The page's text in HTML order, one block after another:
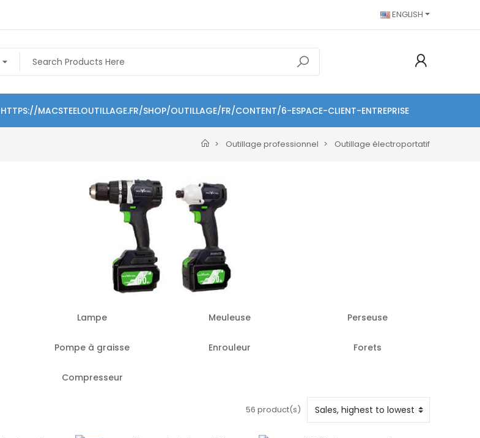
ENGLISH
HTTPS://MACSTEELOUTILLAGE.FR/SHOP/OUTILLAGE/FR/CONTENT/6-ESPACE-CLIENT-ENTREPRISE
Outillage professionnel Outillage électroportatif
Lampe Meuleuse Perseuse
Pompe à graisse Enrouleur Forets
Compresseur
56 product(s)